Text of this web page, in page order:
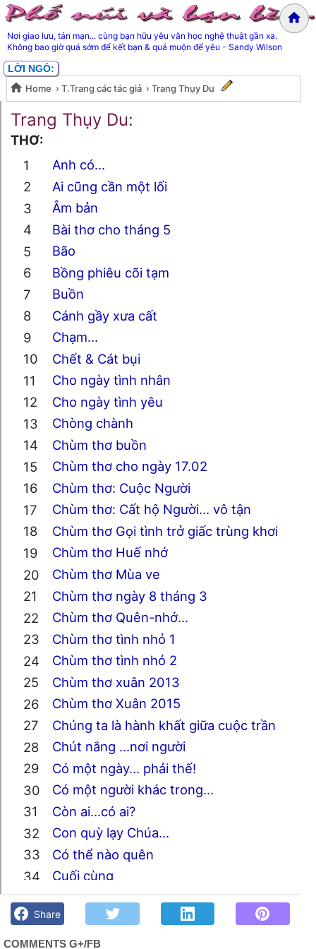
Nơi giao lưu, tản mạn... cùng bạn hữu yêu văn học nghệ thuật gần xa.
Không bao giờ quá sớm để kết bạn & quá muộn để yêu - Sandy Wilson
LỜI NGỎ:
Home › T.Trang các tác giả › Trang Thụy Du
Trang Thụy Du
Trang Thụy Du:
THƠ:
Anh có...
Ai cũng cần một lối
Âm bản
Bài thơ cho tháng 5
Bão
Bồng phiêu cõi tạm
Buồn
Cánh gầy xưa cất
Chạm…
Chết & Cát bụi
Cho ngày tình nhân
Cho ngày tình yêu
Chòng chành
Chùm thơ buồn
Chùm thơ cho ngày 17.02
Chùm thơ: Cuộc Người
Chùm thơ: Cất hộ Người... vô tận
Chùm thơ Gọi tình trở giấc trùng khơi
Chùm thơ Huế nhớ
Chùm thơ Mùa ve
Chùm thơ ngày 8 tháng 3
Chùm thơ Quên-nhớ...
Chùm thơ tình nhỏ 1
Chùm thơ tình nhỏ 2
Chùm thơ xuân 2013
Chùm thơ Xuân 2015
Chúng ta là hành khất giữa cuộc trần
Chút nắng ...nơi người
Có một ngày... phải thế!
Có một người khác trong...
Còn ai...có ai?
Con quỳ lạy Chúa...
Có thể nào quên
Cuối cùng
Cùng cạn cuộc Người
Dạ lan xưa...?
nhớ!
Share
COMMENTS G+/FB